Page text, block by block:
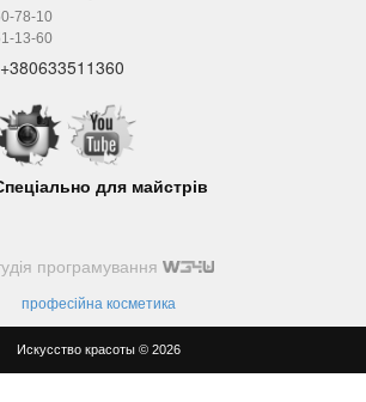
78-10
13-60
+380633511360
для майстрів
програмування
професійна косметика
Искусство красоты © 2026